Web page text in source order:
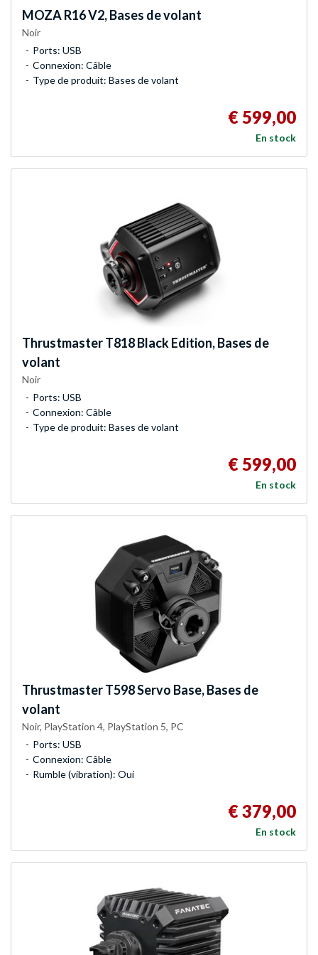
MOZAR16 V2, Bases de volant
Noir
Ports: USB
Connexion: Câble
Type de produit: Bases de volant
€ 599,00
En stock
ThrustmasterT818 Black Edition, Bases de
volant
Noir
Ports: USB
Connexion: Câble
Type de produit: Bases de volant
€ 599,00
En stock
ThrustmasterT598 Servo Base, Bases de
volant
Noir, PlayStation 4, PlayStation 5, PC
Ports: USB
Connexion: Câble
Rumble (vibration): Oui
€ 379,00
En stock